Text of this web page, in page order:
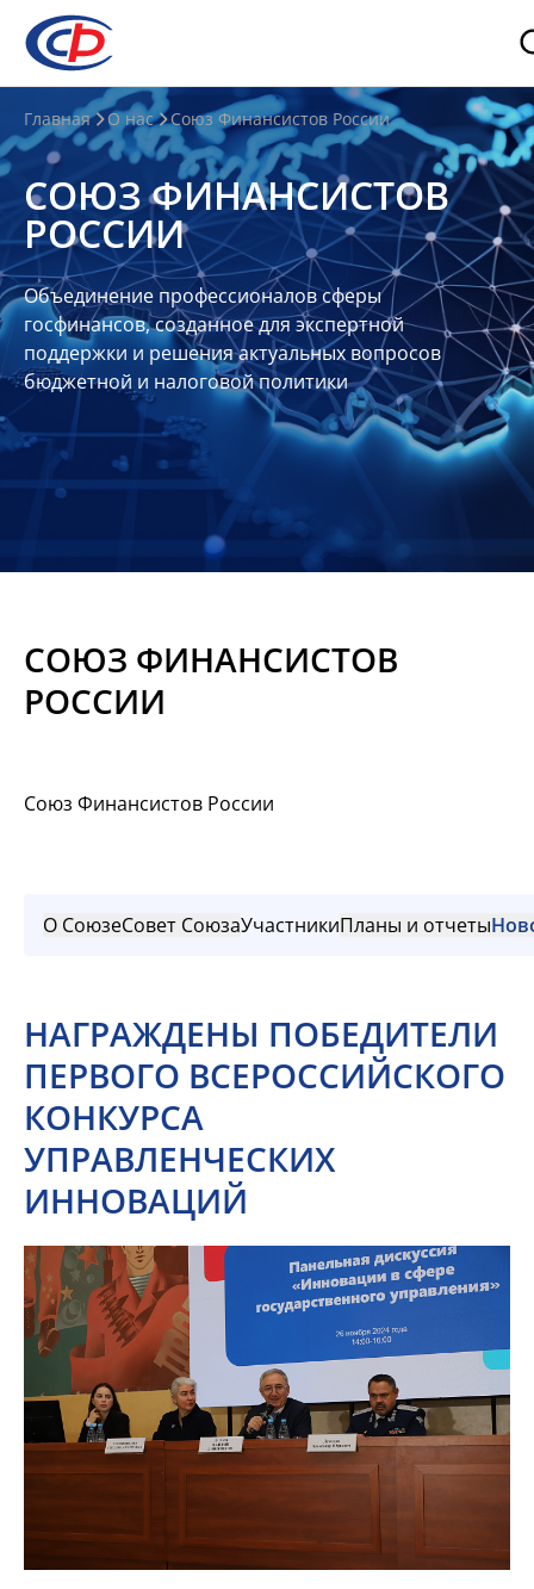
О
нас
О
СФР
Совет
Союза
Участники
Планы
отчеты
Контакты
Материалы
Главная О нас Союз Финансистов России
СОЮЗ ФИНАНСИСТОВ
РОССИИ
Объединение профессионалов сферы
госфинансов, созданное для экспертной
поддержки и решения актуальных вопросов
бюджетной и налоговой политики
СОЮЗ ФИНАНСИСТОВ
РОССИИ
Союз Финансистов России
О СоюзеСовет СоюзаУчастникиПланы и отчеты
НАГРАЖДЕНЫ ПОБЕДИТЕЛИ
ПЕРВОГО ВСЕРОССИЙСКОГО
КОНКУРСА
УПРАВЛЕНЧЕСКИХ
ИННОВАЦИЙ